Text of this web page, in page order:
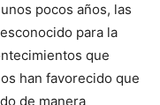
pocos años, las
para la
que
han favorecido que
de manera